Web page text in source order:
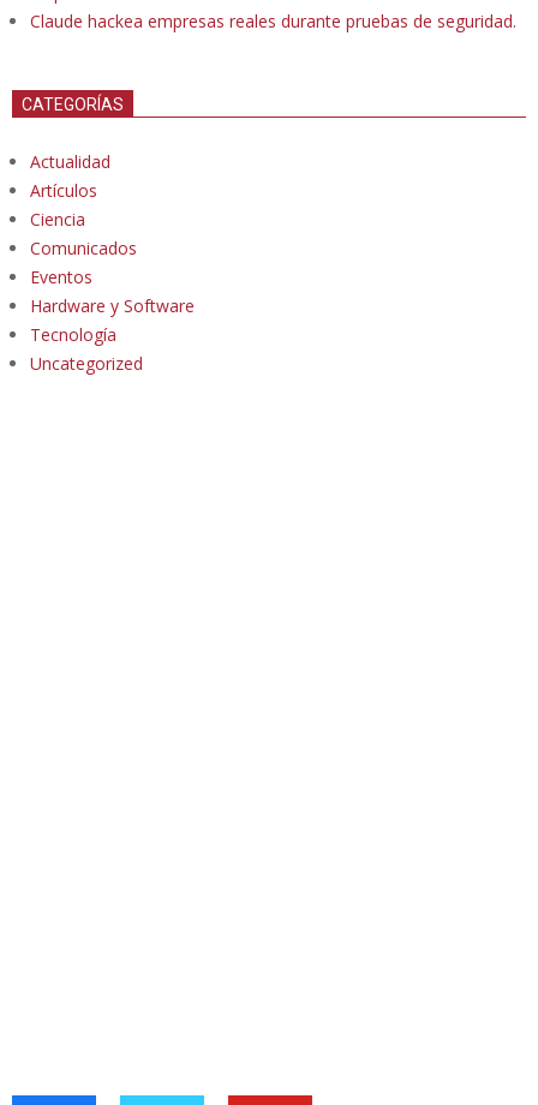
Claude hackea empresas reales durante pruebas de seguridad.
CATEGORÍAS
Actualidad
Artículos
Ciencia
Comunicados
Eventos
Hardware y Software
Tecnología
Uncategorized